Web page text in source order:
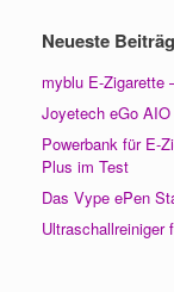
Neueste
myblu E-Zigarette
Joyetech eGo
Powerbank für E-
Plus im Test
Das Vype ePen
Ultraschallreiniger